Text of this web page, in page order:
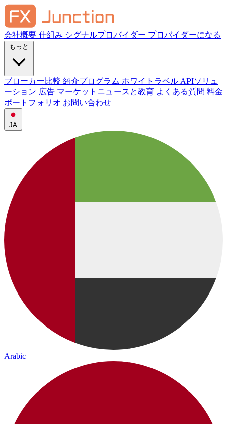
会社概要 仕組み シグナルプロバイダー プロバイダーになる
ブローカー比較 紹介プログラム ホワイトラベル APIソリュ
ーション 広告 マーケットニュースと教育 よくある質問 料金
ポートフォリオ お問い合わせ
JA
Arabic